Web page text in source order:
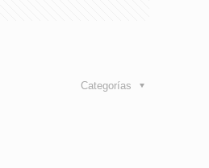
Categorías